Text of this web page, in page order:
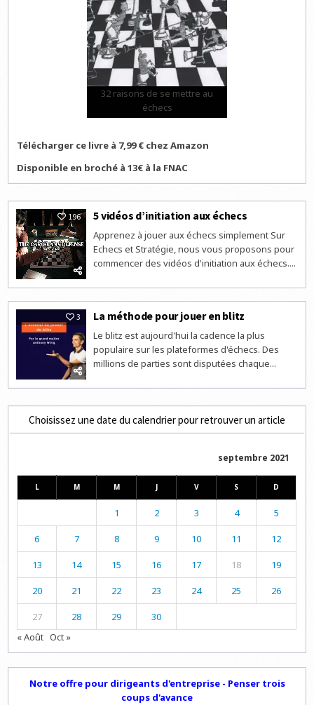
32 raisons de se mettre au
échecs
Télécharger ce livre à 7,99 € chez Amazon
Disponible en broché à 13€ à la FNAC
196 5 vidéos d’initiation aux échecs
Apprenez à jouer aux échecs simplement Sur
Echecs et Stratégie, nous vous proposons pour
commencer des vidéos d'initiation aux échecs....
3 La méthode pour jouer en blitz
Le blitz est aujourd'hui la cadence la plus
populaire sur les plateformes d'échecs. Des
millions de parties sont disputées chaque...
Choisissez une date du calendrier pour retrouver un article
septembre 2021
L M M J V S D
1 2 3 4 5
6 7 8 9 10 11 12
13 14 15 16 17 18 19
20 21 22 23 24 25 26
27 28 29
30
« Août Oct »
Notre offre pour dirigeants d'entreprise - Penser trois
coups d'avance